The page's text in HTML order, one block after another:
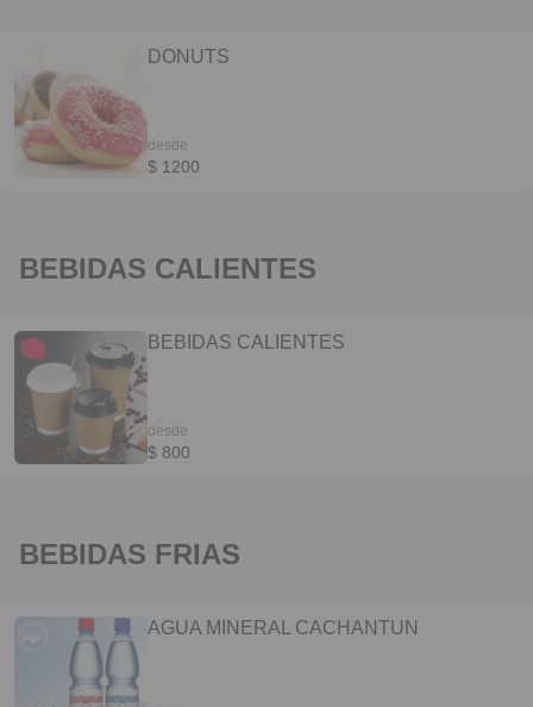
DONUTS
desde
$ 1200
BEBIDAS CALIENTES
BEBIDAS CALIENTES
desde
$ 800
BEBIDAS FRIAS
AGUA MINERAL CACHANTUN